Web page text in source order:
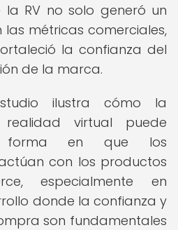
RV no solo generó un
métricas comerciales,
la confianza del
de la marca.
ilustra cómo la
virtual puede
forma en que los
con los productos
especialmente en
donde la confianza y
son fundamentales